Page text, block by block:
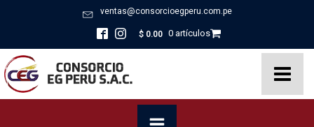
ventas@consorcioegperu.com.pe
$ 0.00 0 artículos